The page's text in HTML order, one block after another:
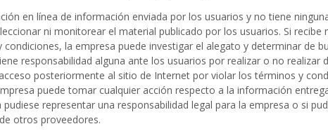
en línea de información enviada por los usuarios y no tiene
ni monitorear el material publicado por los usuarios. Si recibe
la empresa puede investigar el alegato y determinar de
responsabilidad alguna ante los usuarios por realizar o no realizar
posteriormente al sitio de Internet por violar los términos y
puede tomar cualquier acción respecto a la información
representar una responsabilidad legal para la empresa o si
otros proveedores.